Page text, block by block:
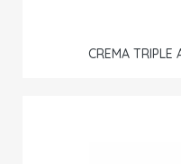
CREMA TRIPLE